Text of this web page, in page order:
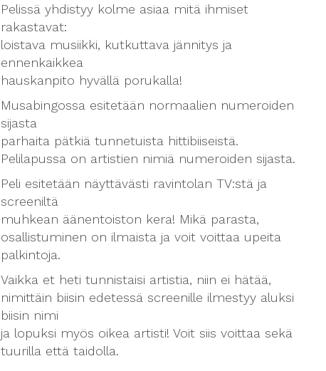
Pelissä yhdistyy kolme asiaa mitä ihmiset
rakastavat:
loistava musiikki, kutkuttava jännitys ja
ennenkaikkea
hauskanpito hyvällä porukalla!
Musabingossa esitetään normaalien numeroiden
sijasta
parhaita pätkiä tunnetuista hittibiiseistä.
Pelilapussa on artistien nimiä numeroiden sijasta.
Peli esitetään näyttävästi ravintolan TV:stä ja
screeniltä
muhkean äänentoiston kera! Mikä parasta,
osallistuminen on ilmaista ja voit voittaa upeita
palkintoja.
Vaikka et heti tunnistaisi artistia, niin ei hätää,
nimittäin biisin edetessä screenille ilmestyy aluksi
biisin nimi
ja lopuksi myös oikea artisti! Voit siis voittaa sekä
tuurilla että taidolla.